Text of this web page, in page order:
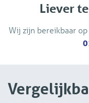
Liever
Wij zijn bereikbaar